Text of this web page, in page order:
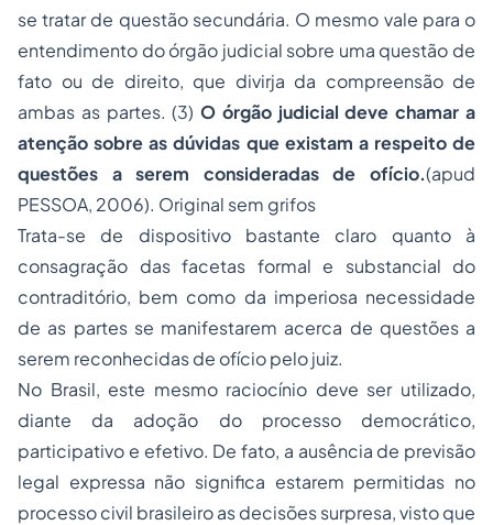
se tratar de questão secundária. O mesmo vale para o
entendimento do órgão judicial sobre uma questão de
fato ou de direito, que divirja da compreensão de
ambas as partes. (3)O órgão judicial deve chamar a
atenção sobre as dúvidas que existam a respeito de
questões a serem consideradas de ofício.(apud
PESSOA, 2006). Original sem grifos
Trata-se de dispositivo bastante claro quanto à
consagração das facetas formal e substancial do
contraditório, bem como da imperiosa necessidade
de as partes se manifestarem acerca de questões a
serem reconhecidas de ofício pelo juiz.
No Brasil, este mesmo raciocínio deve ser utilizado,
diante da adoção do processo democrático,
participativo e efetivo. De fato, a ausência de previsão
legal expressa não significa estarem permitidas no
processo civil brasileiro as decisões surpresa, visto que